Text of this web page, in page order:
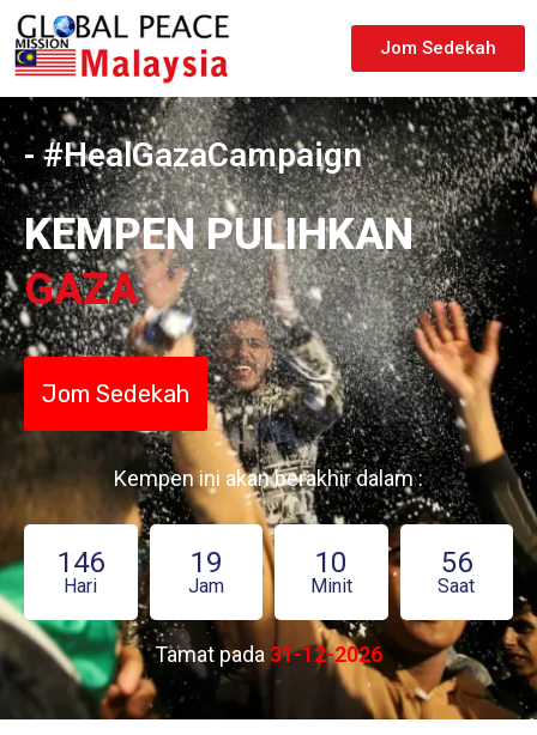
Jom Sedekah
- #HealGazaCampaign
KEMPEN PULIHKAN
GAZA
Jom Sedekah
Kempen ini akan berakhir dalam :
146
Hari
19
Jam
10
Minit
55
Saat
Tamat pada 31-12-2026